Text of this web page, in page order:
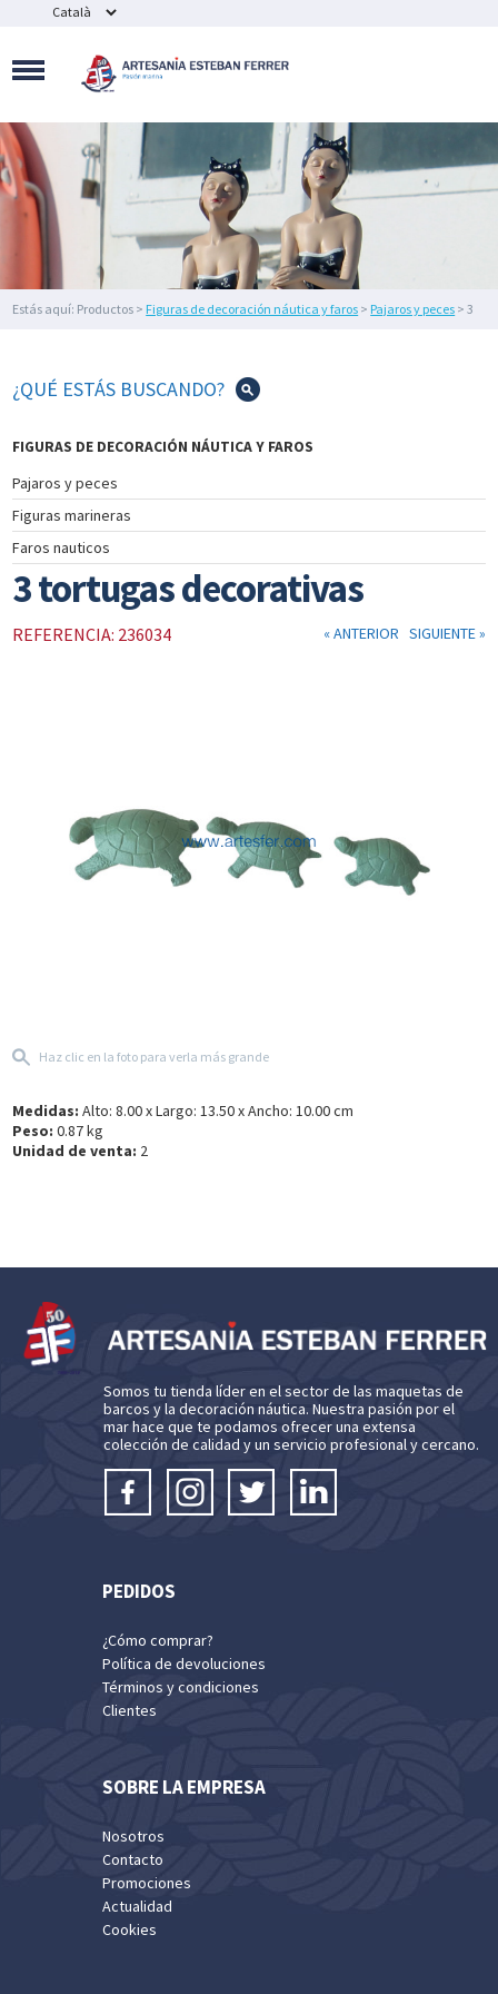
NAVALES
SOUVENIR
Y
BISUTERÍA
FIGURAS
DE
DECORACIÓN
NÁUTICA
FAROS
HOGAR
MARINE
ILUMINACIÓN
NÁUTICA
INSTRUMENTOS
DE
NAVEGACIÓN
TEXTIL
NAUTICO
CONTACTO
CLIENTES
Estás aquí: Productos > Figuras de decoración náutica y faros > Pajaros y peces > 3
¿QUÉ ESTÁS BUSCANDO?
FIGURAS DE DECORACIÓN NÁUTICA Y FAROS
Pajaros y peces
Figuras marineras
Faros nauticos
3 tortugas decorativas
REFERENCIA: 236034 « ANTERIOR SIGUIENTE »
Haz clic en la foto para verla más grande
Medidas:Alto: 8.00 x Largo: 13.50 x Ancho: 10.00 cm
Peso:0.87 kg
Unidad de venta: 2
Somos tu tienda líder en el sector de las maquetas de
barcos y la decoración náutica. Nuestra pasión por el
mar hace que te podamos ofrecer una extensa
colección de calidad y un servicio profesional y cercano.
PEDIDOS
¿Cómo comprar?
Política de devoluciones
Términos y condiciones
Clientes
SOBRE LA EMPRESA
Nosotros
Contacto
Promociones
Actualidad
Cookies